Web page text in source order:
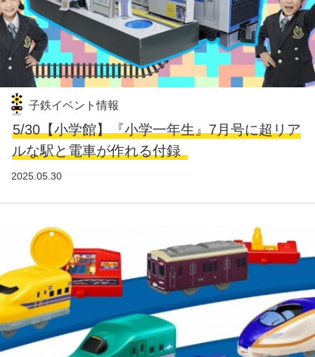
子鉄イベント情報
5/30【小学館】『小学一年生』7月号に超リア
ルな駅と電車が作れる付録
2025.05.30